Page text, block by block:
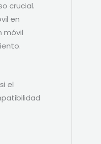
crucial.
en
móvil
el